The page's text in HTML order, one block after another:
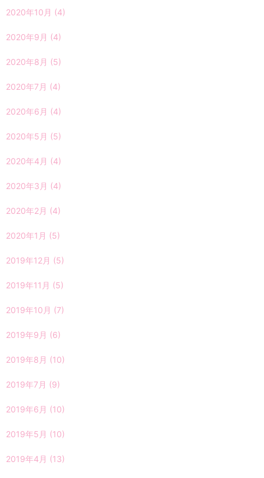
2020年10月 (4)
2020年9月 (4)
2020年8月 (5)
2020年7月 (4)
2020年6月 (4)
2020年5月 (5)
2020年4月 (4)
2020年3月 (4)
2020年2月 (4)
2020年1月 (5)
2019年12月 (5)
2019年11月 (5)
2019年10月 (7)
2019年9月 (6)
2019年8月 (10)
2019年7月 (9)
2019年6月 (10)
2019年5月 (10)
2019年4月 (13)